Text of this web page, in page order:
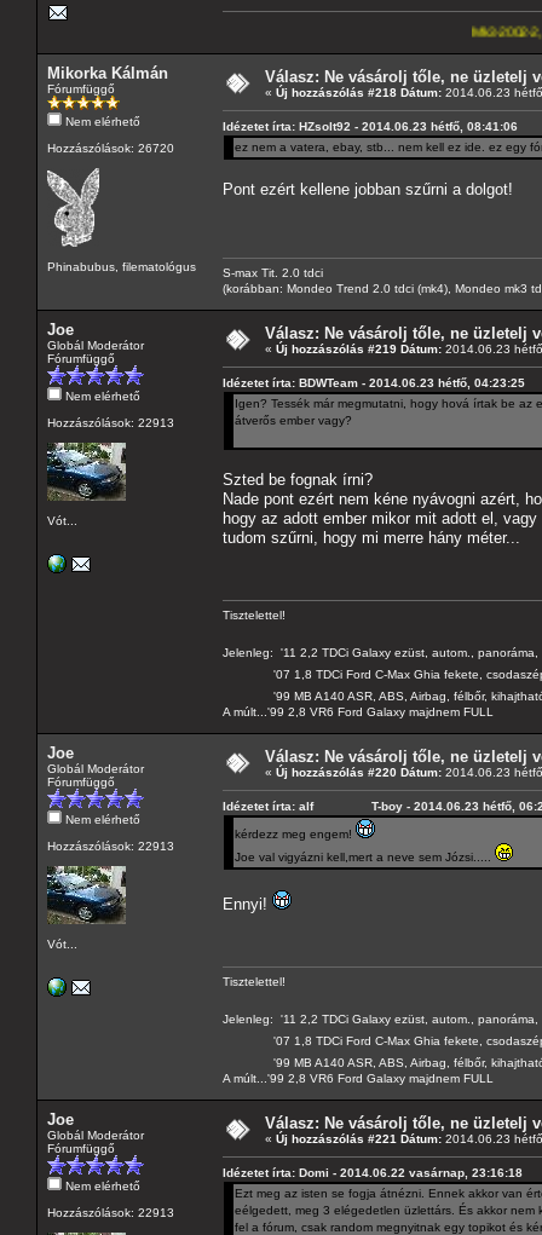
Mk3-2002-2,5-V6---A4-es
Mikorka Kálmán
Fórumfüggő
Nem elérhető
Hozzászólások: 26720
Phinabubus, filematológus
Válasz: Ne vásárolj tőle, ne üzletelj
« Új hozzászólás #218 Dátum: 2014.06.23
Idézetet írta: HZsolt92 - 2014.06.23 hétfő, 08:41:06
ez nem a vatera, ebay, stb... nem kell ez ide. ez egy
Pont ezért kellene jobban szűrni a dolgot!
S-max Tit. 2.0 tdci
(korábban: Mondeo Trend 2.0 tdci (mk4), Mondeo mk3
Joe
Globál Moderátor
Fórumfüggő
Nem elérhető
Hozzászólások: 22913
Vót...
Válasz: Ne vásárolj tőle, ne üzletelj
« Új hozzászólás #219 Dátum: 2014.06.23
Idézetet írta: BDWTeam - 2014.06.23 hétfő, 04:23:25
Igen? Tessék már megmutatni, hogy hová írtak be
átverős ember vagy?
Szted be fognak írni?
Nade pont ezért nem kéne nyávogni azért,
hogy az adott ember mikor mit adott el,
tudom szűrni, hogy mi merre hány méter...
Tisztelettel!
Jelenleg: '11 2,2 TDCi Galaxy ezüst, autom.,
'07 1,8 TDCi Ford C-Max Ghia fekete,
'99 MB A140 ASR, ABS, Airbag, félbőr, kihajtható
A múlt...'99 2,8 VR6 Ford Galaxy majdnem FULL
Joe
Globál Moderátor
Fórumfüggő
Nem elérhető
Hozzászólások: 22913
Vót...
Válasz: Ne vásárolj tőle, ne üzletelj
« Új hozzászólás #220 Dátum: 2014.06.23
Idézetet írta: alf T-boy - 2014.06.23 hétfő,
kérdezz meg engem!
Joe val vigyázni kell,mert a neve sem Józsi.....
Ennyi!
Tisztelettel!
Jelenleg: '11 2,2 TDCi Galaxy ezüst, autom.,
'07 1,8 TDCi Ford C-Max Ghia fekete,
'99 MB A140 ASR, ABS, Airbag, félbőr, kihajtható
A múlt...'99 2,8 VR6 Ford Galaxy majdnem FULL
Joe
Globál Moderátor
Fórumfüggő
Nem elérhető
Hozzászólások: 22913
Válasz: Ne vásárolj tőle, ne üzletelj
« Új hozzászólás #221 Dátum: 2014.06.23
Idézetet írta: Domi - 2014.06.22 vasárnap, 23:16:18
Ezt meg az isten se fogja átnézni. Ennek akkor van
eélgedett, meg 3 elégedetlen üzlettárs. És akkor
fel a fórum, csak random megnyitnak egy topikot és